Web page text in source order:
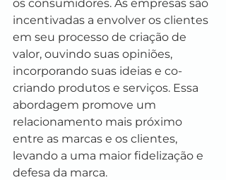
os consumidores. As empresas são
incentivadas a envolver os clientes
em seu processo de criação de
valor, ouvindo suas opiniões,
incorporando suas ideias e co-
criando produtos e serviços. Essa
abordagem promove um
relacionamento mais próximo
entre as marcas e os clientes,
levando a uma maior fidelização e
defesa da marca.